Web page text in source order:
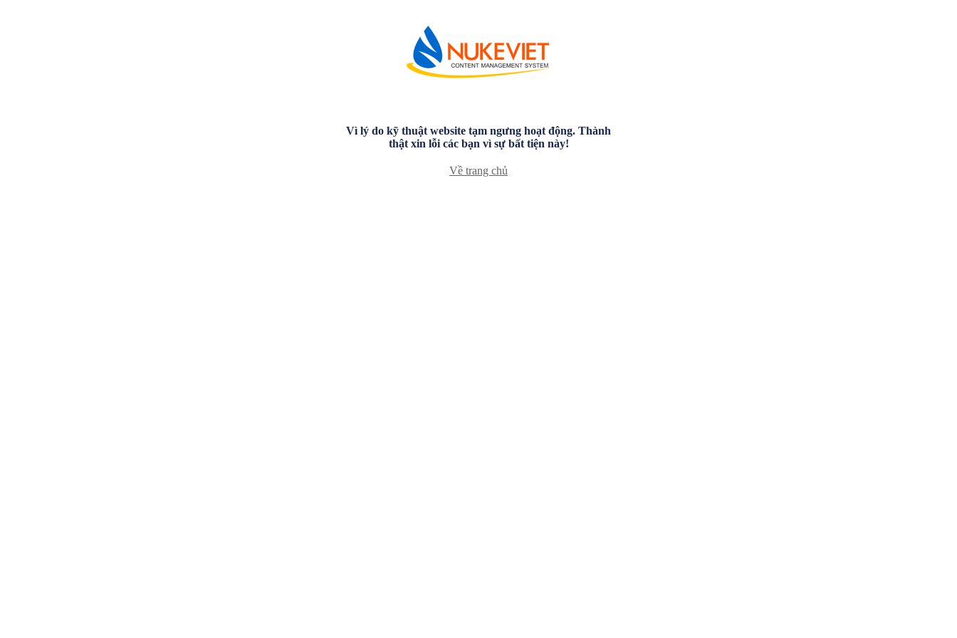
Vì lý do kỹ thuật website tạm ngưng hoạt động. Thành
thật xin lỗi các bạn vì sự bất tiện này!
Về trang chủ